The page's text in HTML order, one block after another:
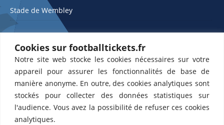
Cookies sur footballtickets.fr
Notre site web stocke les cookies nécessaires sur votre
appareil pour assurer les fonctionnalités de base de
manière anonyme. En outre, des cookies analytiques sont
stockés pour collecter des données statistiques sur
l'audience. Vous avez la possibilité de refuser ces cookies
analytiques.
Stade de Wembley
ETTS 365 SL, Rambla de Catalunya 38, 8, 1, 08007 Barcelone, Espagne |